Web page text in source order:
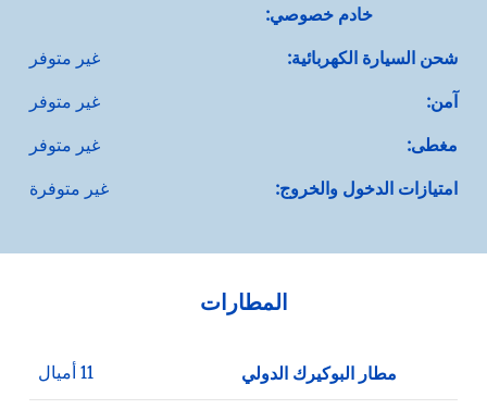
خادم خصوصي:
شحن السيارة الكهربائية:
غير متوفر
آمن:
غير متوفر
مغطى:
غير متوفر
امتيازات الدخول والخروج:
غير متوفرة
المطارات
مطار البوكيرك الدولي 11 أميال